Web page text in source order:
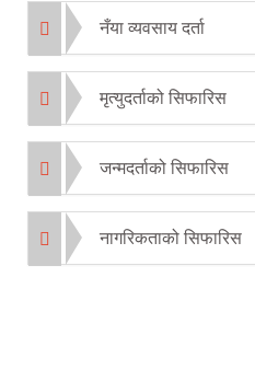
नँया व्यवसाय दर्ता
मृत्युदर्ताको सिफारिस
जन्मदर्ताको सिफारिस
नागरिकताको सिफारिस